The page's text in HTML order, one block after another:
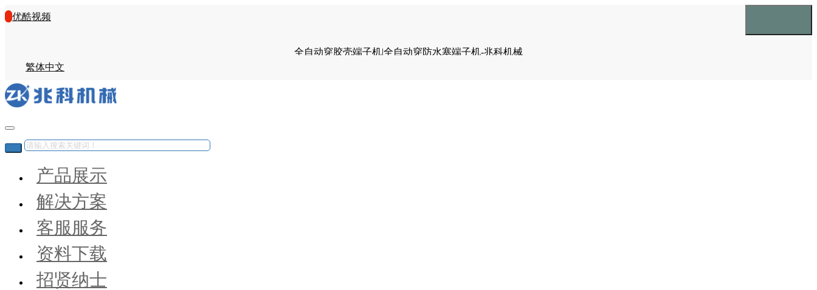
优酷视频
全自动穿胶壳端子机|全自动穿防水塞端子机-兆科机械
繁体中文
产品展示
解决方案
客服服务
资料下载
招贤纳士